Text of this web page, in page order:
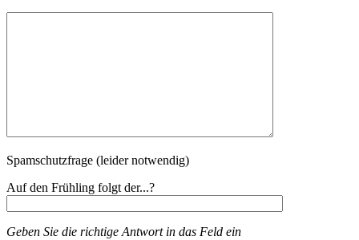
Spamschutzfrage (leider notwendig)
Auf den Frühling folgt der...?
Geben Sie die richtige Antwort in das Feld ein